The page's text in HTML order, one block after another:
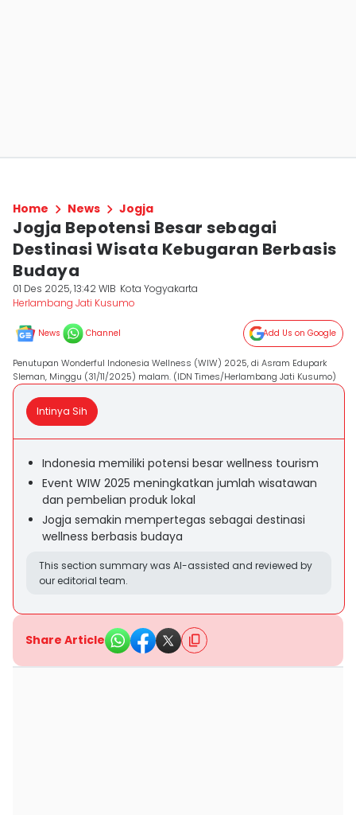
Home News Jogja
Jogja Bepotensi Besar sebagai
Destinasi Wisata Kebugaran Berbasis
Budaya
01 Des 2025, 13:42 WIB Kota Yogyakarta
Herlambang Jati Kusumo
News Channel Add Us on Google
Penutupan Wonderful Indonesia Wellness (WIW) 2025, di Asram Edupark
Sleman, Minggu (31/11/2025) malam. (IDN Times/Herlambang Jati Kusumo)
Intinya Sih
Indonesia memiliki potensi besar wellness tourism
Event WIW 2025 meningkatkan jumlah wisatawan
dan pembelian produk lokal
Jogja semakin mempertegas sebagai destinasi
wellness berbasis budaya
This section summary was AI-assisted and reviewed by
our editorial team.
Share Article